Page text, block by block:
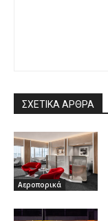
ΣΧΕΤΙΚΑ ΑΡΘΡΑ
Αεροπορικά